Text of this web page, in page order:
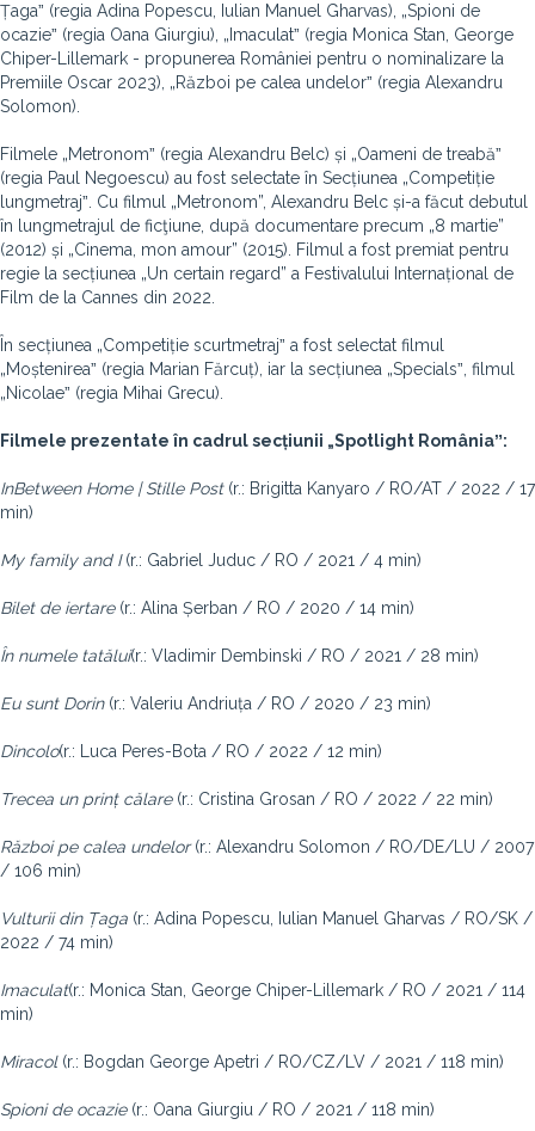
Țagaˮ (regia Adina Popescu, Iulian Manuel Gharvas), „Spioni de
ocazieˮ (regia Oana Giurgiu), „Imaculatˮ (regia Monica Stan, George
Chiper-Lillemark - propunerea României pentru o nominalizare la
Premiile Oscar 2023), „Război pe calea undelorˮ (regia Alexandru
Solomon).
Filmele „Metronomˮ (regia Alexandru Belc) și „Oameni de treabăˮ
(regia Paul Negoescu) au fost selectate în Secțiunea „Competiție
lungmetrajˮ. Cu filmul „Metronom”, Alexandru Belc și-a făcut debutul
în lungmetrajul de ficţiune, după documentare precum „8 martie”
(2012) și „Cinema, mon amour” (2015). Filmul a fost premiat pentru
regie la secțiunea „Un certain regard” a Festivalului Internațional de
Film de la Cannes din 2022.
În secțiunea „Competiție scurtmetrajˮ a fost selectat filmul
„Moștenireaˮ (regia Marian Fărcuț), iar la secțiunea „Specialsˮ, filmul
„Nicolaeˮ (regia Mihai Grecu).
Filmele prezentate în cadrul secțiunii „Spotlight Româniaˮ:
InBetween Home | Stille Post(r.: Brigitta Kanyaro / RO/AT / 2022 / 17
min)
My family and I(r.: Gabriel Juduc / RO / 2021 / 4 min)
Bilet de iertare(r.: Alina Șerban / RO / 2020 / 14 min)
În numele tatălui(r.: Vladimir Dembinski / RO / 2021 / 28 min)
Eu sunt Dorin(r.: Valeriu Andriuța / RO / 2020 / 23 min)
Dincolo(r.: Luca Peres-Bota / RO / 2022 / 12 min)
Trecea un prinț călare(r.: Cristina Grosan / RO / 2022 / 22 min)
Război pe calea undelor(r.: Alexandru Solomon / RO/DE/LU / 2007
/ 106 min)
Vulturii din Țaga (r.: Adina Popescu, Iulian Manuel Gharvas / RO/SK /
2022 / 74 min)
Imaculat(r.: Monica Stan, George Chiper-Lillemark / RO / 2021 / 114
min)
Miracol(r.: Bogdan George Apetri / RO/CZ/LV / 2021 / 118 min)
Spioni de ocazie(r.: Oana Giurgiu / RO / 2021 / 118 min)